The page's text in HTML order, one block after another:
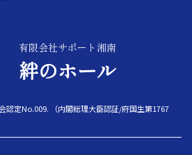
有限会社サポート湘南
絆のホール
認定No.009. （内閣総理大臣認証/府国生第1767